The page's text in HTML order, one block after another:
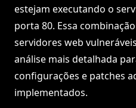
estejam executando o
porta 80. Essa
servidores web
análise mais detalhada
configurações e patches
implementados.